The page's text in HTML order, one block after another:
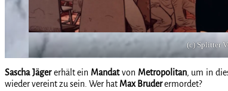
(c) Splitter
Sascha Jägererhält ein Mandatvon Metropolitan, um in
wieder vereint zu sein. Wer hat Max Bruderermordet?